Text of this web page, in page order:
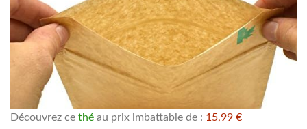
Découvrez ce thé au prix imbattable de : 15,99 €